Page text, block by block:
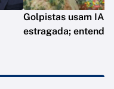
Golpistas usam IA
estragada; entenda